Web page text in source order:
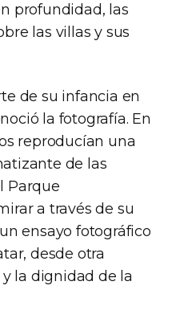
profundidad, las
las villas y sus
de su infancia en
la fotografía. En
reproducían una
de las
Parque
a través de su
ensayo fotográfico
desde otra
la dignidad de la